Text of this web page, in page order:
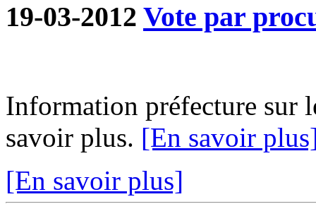
19-03-2012 Vote par
Information préfecture sur
savoir plus. [En savoir
[En savoir plus]